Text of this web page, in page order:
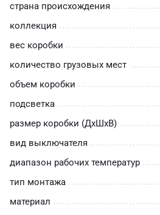
страна происхождения
коллекция
вес коробки
количество грузовых мест
объем коробки
подсветка
размер коробки (ДхШхВ)
вид выключателя
диапазон рабочих температур
тип монтажа
материал